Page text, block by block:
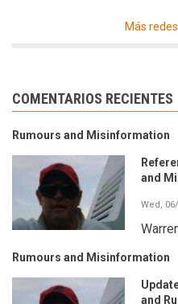
Más
COMENTARIOS RECIENTES
Rumours and Misinformation
and
Wed,
Rumours and Misinformation
and